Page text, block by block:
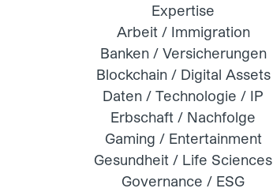
Expertise
Arbeit / Immigration
Banken / Versicherungen
Blockchain / Digital Assets
Daten / Technologie / IP
Erbschaft / Nachfolge
Gaming / Entertainment
Gesundheit / Life Sciences
Governance / ESG